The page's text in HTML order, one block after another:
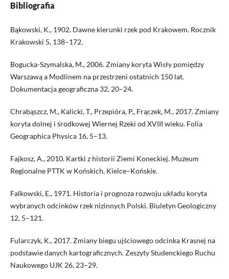
Bibliografia
Bąkowski, K., 1902. Dawne kierunki rzek pod Krakowem. Rocznik
Krakowski 5, 138–172.
Bogucka-Szymalska, M., 2006. Zmiany koryta Wisły pomiędzy
Warszawą a Modlinem na przestrzeni ostatnich 150 lat.
Dokumentacja geograficzna 32, 20–24.
Chrabąszcz, M., Kalicki, T., Przepióra, P., Frączek, M., 2017. Zmiany
koryta dolnej i środkowej Wiernej Rzeki od XVIII wieku. Folia
Geographica Physica 16, 5–13.
Fajkosz, A., 2010. Kartki z historii Ziemi Koneckiej. Muzeum
Regionalne PTTK w Końskich, Kielce–Końskie.
Falkowski, E., 1971. Historia i prognoza rozwoju układu koryta
wybranych odcinków rzek nizinnych Polski. Biuletyn Geologiczny
12, 5–121.
Fularczyk, K., 2017. Zmiany biegu ujściowego odcinka Krasnej na
podstawie danych kartograficznych. Zeszyty Studenckiego Ruchu
Naukowego UJK 26, 23–29.